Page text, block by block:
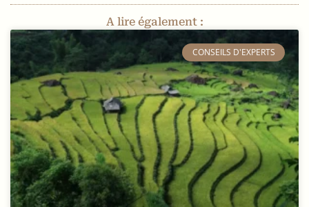
A lire également :
​CONSEILS D'EXPERTS